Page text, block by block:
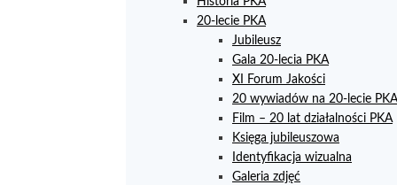
20-lecie PKA
Jubileusz
Gala 20-lecia PKA
XI Forum Jakości
20 wywiadów na 20-lecie PKA
Film – 20 lat działalności PKA
Księga jubileuszowa
Identyfikacja wizualna
Galeria zdjęć